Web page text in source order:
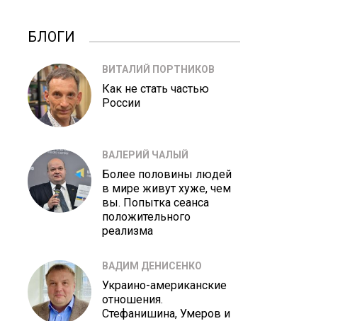
БЛОГИ
ВИТАЛИЙ ПОРТНИКОВ
Как не стать частью
России
ВАЛЕРИЙ ЧАЛЫЙ
Более половины людей
в мире живут хуже, чем
вы. Попытка сеанса
положительного
реализма
ВАДИМ ДЕНИСЕНКО
Украино-американские
отношения.
Стефанишина, Умеров и